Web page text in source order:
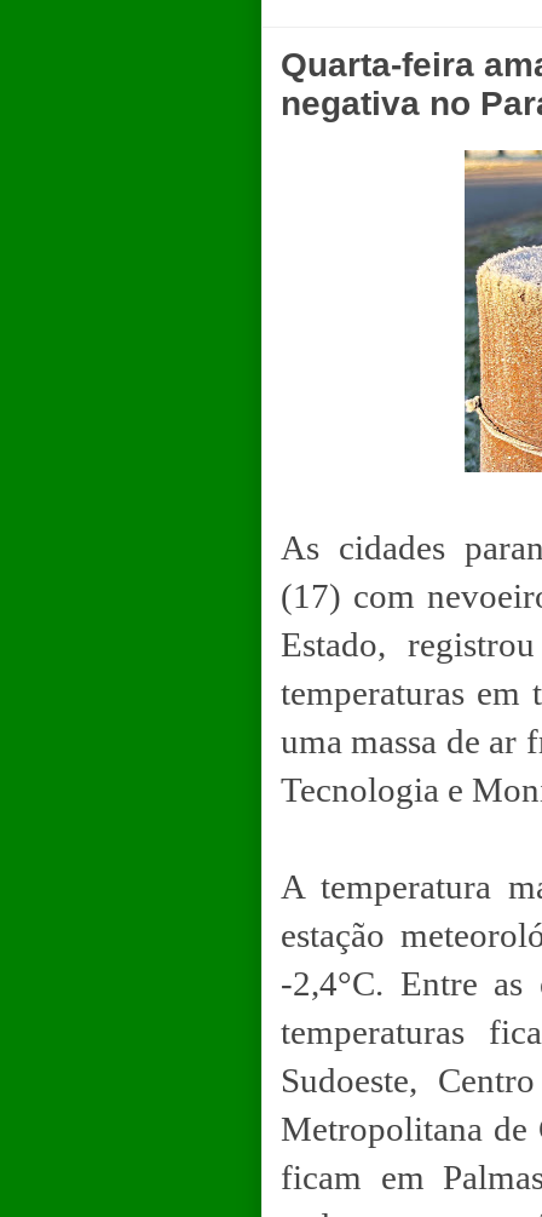
Quarta-feira
negativa no
As cidades
(17) com
Estado,
temperaturas em
uma massa de ar
Tecnologia e
A temperatura
estação
-2,4°C. Entre as
temperaturas
Sudoeste,
Metropolitana de
ficam em